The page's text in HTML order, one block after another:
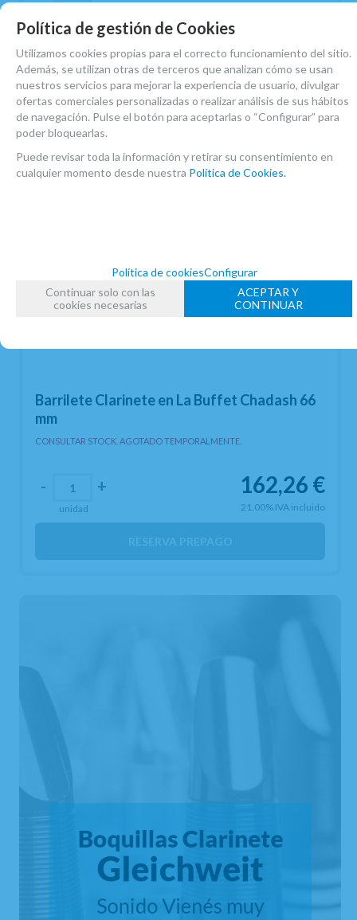
162,26€
unidad
AÑADIR A CESTA
Barrilete Clarinete en La Buffet Chadash 66
mm
CONSULTAR STOCK. AGOTADO TEMPORALMENTE.
162,26 €
21.00% IVA incluido
- +
unidad
RESERVA PREPAGO
Política de gestión de Cookies
Utilizamos cookies propias para el correcto funcionamiento del sitio.
Además, se utilizan otras de terceros que analizan cómo se usan
nuestros servicios para mejorar la experiencia de usuario, divulgar
ofertas comerciales personalizadas o realizar análisis de sus hábitos
de navegación. Pulse el botón para aceptarlas o “Configurar” para
poder bloquearlas.
Puede revisar toda la información y retirar su consentimiento en
cualquier momento desde nuestra Política de Cookies.
Política de cookiesConfigurar
Continuar solo con las
cookies necesarias
ACEPTAR Y
CONTINUAR